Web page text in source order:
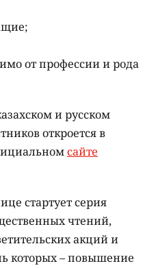
от профессии и рода
и русском
откроется в
сайте
стартует серия
чтений,
акций и
которых –повышение